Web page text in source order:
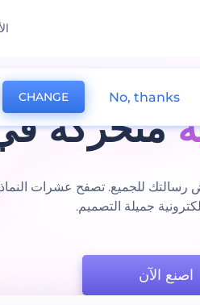
متحركة
للجميع. تصفح عشرات
جميلة التصميم.
اصنع الآن
CHANGE No, thanks